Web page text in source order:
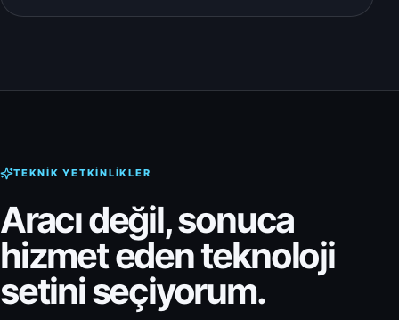
TEKNIK YETKINLIKLER
Aracı değil, sonuca
hizmet eden teknoloji
setini seçiyorum.